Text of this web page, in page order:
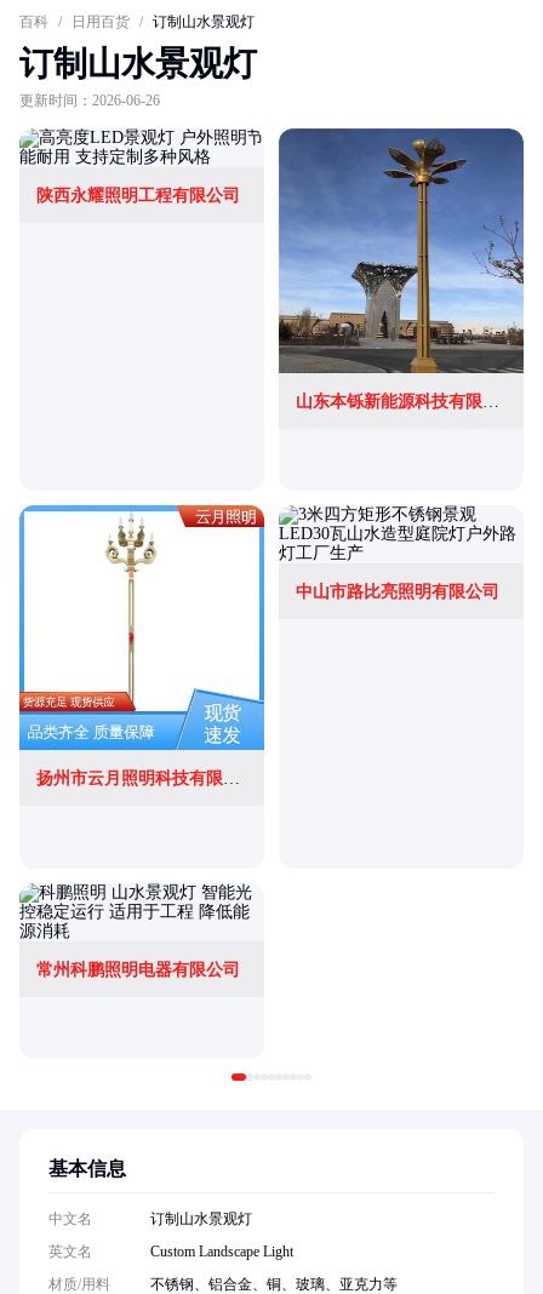
百科 / 日用百货 / 订制山水景观灯
订制山水景观灯
更新时间：2026-06-26
陕西永耀照明工程有限公司
山东本铄新能源科技有限公司
扬州市云月照明科技有限公司
中山市路比亮照明有限公司
常州科鹏照明电器有限公司
基本信息
中文名
订制山水景观灯
英文名
Custom Landscape Light
材质/用料
不锈钢、铝合金、铜、玻璃、亚克力等